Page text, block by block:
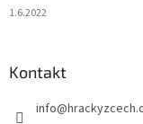
1.6.2022
Kontakt
info@